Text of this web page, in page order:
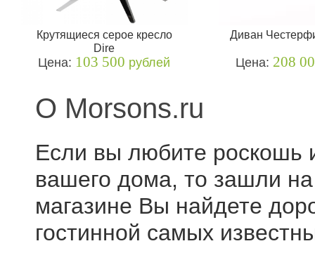
Крутящиеся серое кресло
Dire
Цена: 103 500 рублей
Диван
Цена: 208
О Morsons.ru
Если вы любите роскошь
вашего дома, то зашли
магазине Вы найдете
гостинной самых